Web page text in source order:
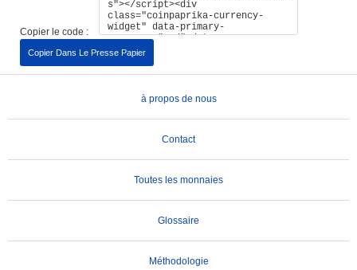
Copier le code :
Copier Dans Le Presse Papier
à propos de nous
Contact
Toutes les monnaies
Glossaire
Méthodologie